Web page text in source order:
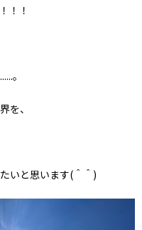
！！
。
を、
いと思います(＾＾)